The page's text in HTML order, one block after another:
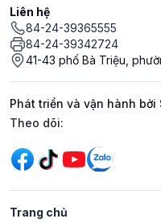
Liên hệ
84-24-39365555
84-24-39342724
41-43 phố Bà Triệu,
Phát triển và vận hành bởi
Mạng xã hội
Theo dõi:
Trang chủ